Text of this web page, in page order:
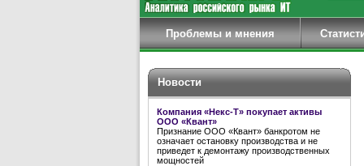
Проблемы и мнения
Новости
Компания «Некс-Т» покупает активы
ООО «Квант»
Признание ООО «Квант» банкротом не
означает остановку производства и не
приведет к демонтажу производственных
мощностей